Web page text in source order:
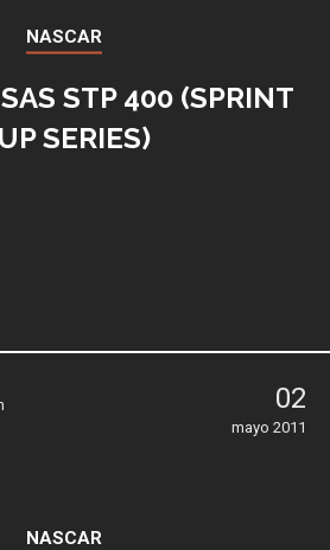
NASCAR
STP 400 (SPRINT
SERIES)
02
mayo 2011
NASCAR